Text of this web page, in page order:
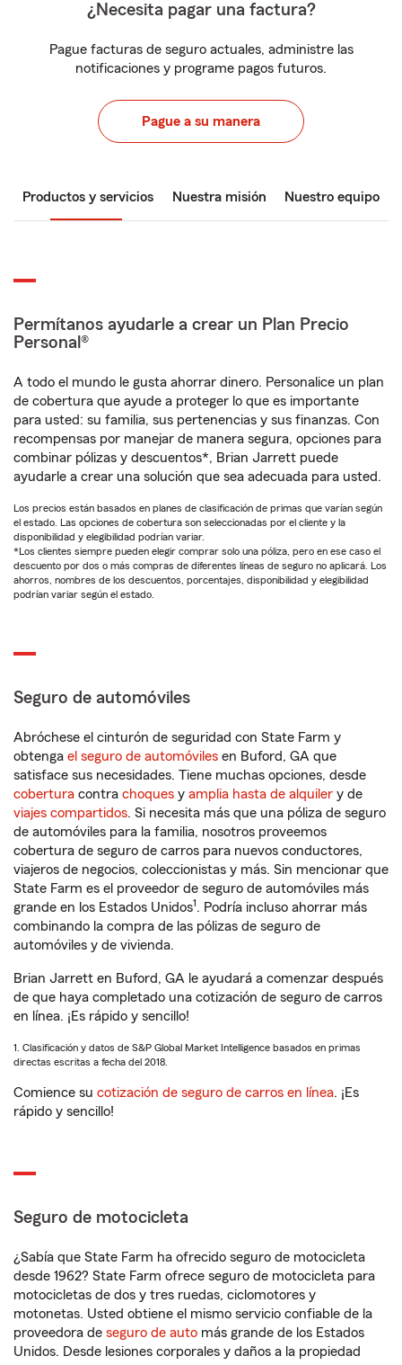
¿Necesita pagar una factura?
Pague facturas de seguro actuales, administre las
notificaciones y programe pagos futuros.
Pague a su manera
Productos y servicios Nuestra misión Nuestro equipo
Permítanos ayudarle a crear un Plan Precio
Personal®
A todo el mundo le gusta ahorrar dinero. Personalice un plan
de cobertura que ayude a proteger lo que es importante
para usted: su familia, sus pertenencias y sus finanzas. Con
recompensas por manejar de manera segura, opciones para
combinar pólizas y descuentos*, Brian Jarrett puede
ayudarle a crear una solución que sea adecuada para usted.
Los precios están basados en planes de clasificación de primas que varían según
el estado. Las opciones de cobertura son seleccionadas por el cliente y la
disponibilidad y elegibilidad podrían variar.
*Los clientes siempre pueden elegir comprar solo una póliza, pero en ese caso el
descuento por dos o más compras de diferentes líneas de seguro no aplicará. Los
ahorros, nombres de los descuentos, porcentajes, disponibilidad y elegibilidad
podrían variar según el estado.
Seguro de automóviles
Abróchese el cinturón de seguridad con State Farm y
obtenga el seguro de automóviles en Buford, GA que
satisface sus necesidades. Tiene muchas opciones, desde
cobertura contra choques y amplia hasta de alquiler y de
viajes compartidos. Si necesita más que una póliza de seguro
de automóviles para la familia, nosotros proveemos
cobertura de seguro de carros para nuevos conductores,
viajeros de negocios, coleccionistas y más. Sin mencionar que
State Farm es el proveedor de seguro de automóviles más
grande en los Estados Unidos1. Podría incluso ahorrar más
combinando la compra de las pólizas de seguro de
automóviles y de vivienda.
Brian Jarrett en Buford, GA le ayudará a comenzar después
de que haya completado una cotización de seguro de carros
en línea. ¡Es rápido y sencillo!
1. Clasificación y datos de S&P Global Market Intelligence basados en primas
directas escritas a fecha del 2018.
Comience su cotización de seguro de carros en línea. ¡Es
rápido y sencillo!
Seguro de motocicleta
¿Sabía que State Farm ha ofrecido seguro de motocicleta
desde 1962? State Farm ofrece seguro de motocicleta para
motocicletas de dos y tres ruedas, ciclomotores y
motonetas. Usted obtiene el mismo servicio confiable de la
proveedora de seguro de auto más grande de los Estados
Unidos. Desde lesiones corporales y daños a la propiedad